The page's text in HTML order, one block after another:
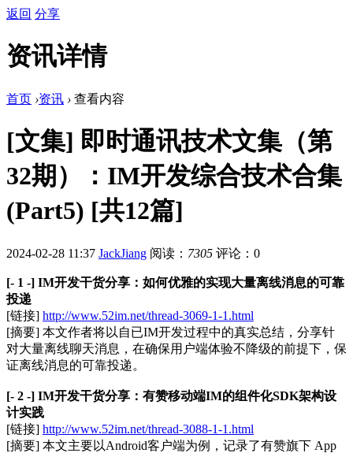
返回 分享
资讯详情
首页 ›资讯 › 查看内容
[文集] 即时通讯技术文集（第
32期）：IM开发综合技术合集
(Part5) [共12篇]
2024-02-28 11:37 JackJiang 阅读： 7305 评论：0
[- 1 -] IM开发干货分享：如何优雅的实现大量离线消息的可靠
投递
[链接] http://www.52im.net/thread-3069-1-1.html
[摘要] 本文作者将以自已IM开发过程中的真实总结，分享针
对大量离线聊天消息，在确保用户端体验不降级的前提下，保
证离线消息的可靠投递。
[- 2 -] IM开发干货分享：有赞移动端IM的组件化SDK架构设
计实践
[链接] http://www.52im.net/thread-3088-1-1.html
[摘要] 本文主要以Android客户端为例，记录了有赞旗下 App